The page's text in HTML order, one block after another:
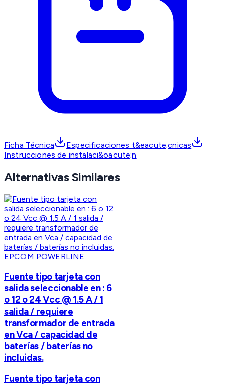
Ficha Técnica
Especificaciones t&eacute;cnicas
Instrucciones de instalaci&oacute;n
Alternativas Similares
EPCOM POWERLINE
Fuente tipo tarjeta con
salida seleccionable en : 6
o 12 o 24 Vcc @ 1.5 A / 1
salida / requiere
transformador de entrada
en Vca / capacidad de
baterías / baterías no
incluidas.
Fuente tipo tarjeta con